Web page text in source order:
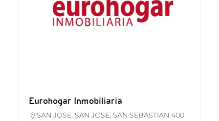
Eurohogar Inmobiliaria
SAN JOSE, SAN JOSE, SAN SEBASTIAN 400